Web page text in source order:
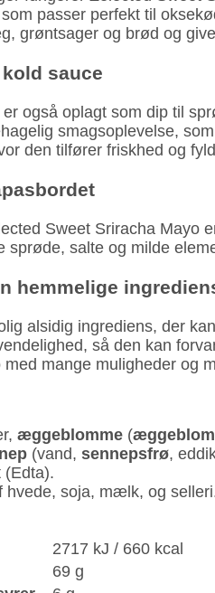
passer perfekt til
grøntsager og brød og
sauce
også oplagt som dip til
smagsoplevelse,
den tilfører friskhed og
Sweet Sriracha Mayo
sprøde, salte og milde
hemmelige
alsidig ingrediens, der
så den kan
mange muligheder og
æggeblomme (
(vand,sennepsfrø,
(Edta).
hvede, soja, mælk, og
2717 kJ / 660 kcal
69 g